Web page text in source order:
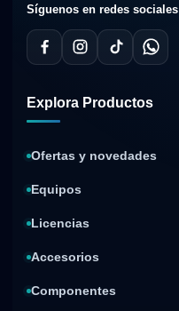
Síguenos en redes sociales
Explora Productos
Ofertas y novedades
Equipos
Licencias
Accesorios
Componentes